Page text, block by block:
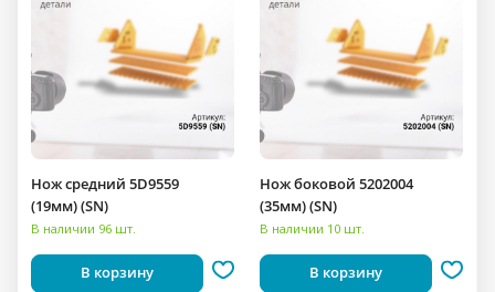
Нож средний 5D9559
(19мм) (SN)
В наличии 96 шт.
В корзину
Нож боковой 5202004
(35мм) (SN)
В наличии 10 шт.
В корзину